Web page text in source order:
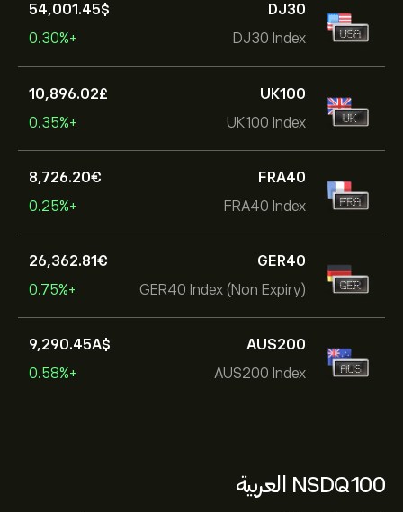
DJ30
DJ30 Index
54,001.45‎$‎
+0.30%
UK100
UK100 Index
10,896.02‎£‎
+0.35%
FRA40
FRA40 Index
8,726.20‎€‎
+0.25%
GER40
GER40 Index (Non Expiry)
26,362.81‎€‎
+0.75%
AUS200
AUS200 Index
9,290.45‎A$‎
+0.58%
NSDQ100 العربية